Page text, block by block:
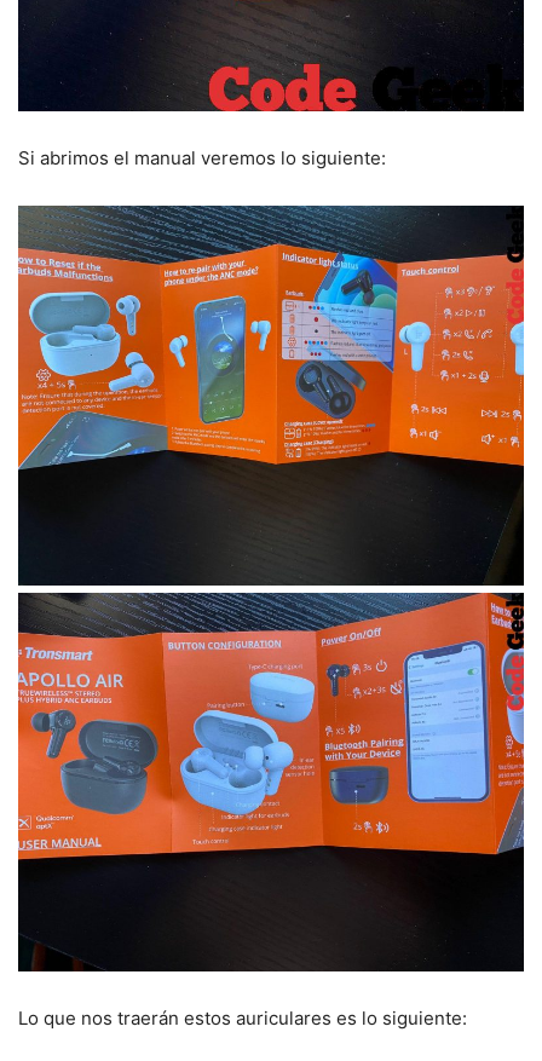
Si abrimos el manual veremos lo siguiente:
Lo que nos traerán estos auriculares es lo siguiente: